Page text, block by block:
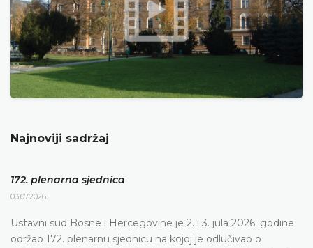
Najnoviji sadržaj
172. plenarna sjednica
03.07.2026.
Ustavni sud Bosne i Hercegovine je 2. i 3. jula 2026. godine
održao 172. plenarnu sjednicu na kojoj je odlučivao o